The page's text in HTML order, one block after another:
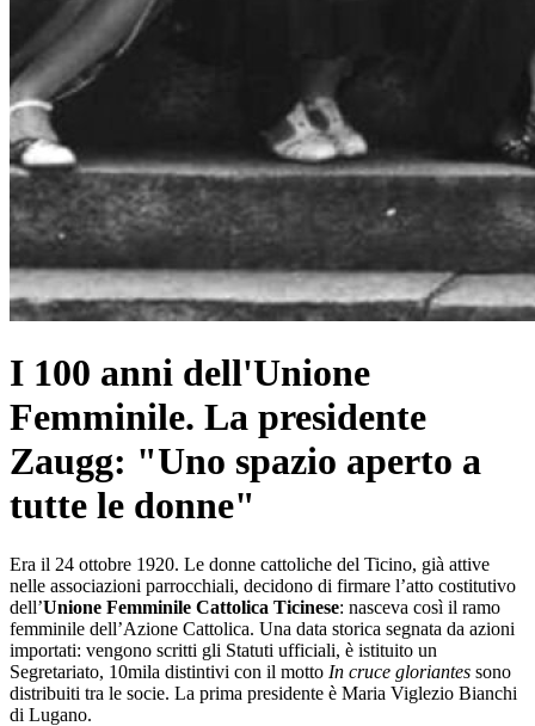
I 100 anni dell'Unione
Femminile. La presidente
Zaugg: "Uno spazio aperto a
tutte le donne"
Era il 24 ottobre 1920. Le donne cattoliche del Ticino, già attive
nelle associazioni parrocchiali, decidono di firmare l’atto costitutivo
dell’Unione Femminile Cattolica Ticinese: nasceva così il ramo
femminile dell’Azione Cattolica. Una data storica segnata da azioni
importati: vengono scritti gli Statuti ufficiali, è istituito un
Segretariato, 10mila distintivi con il motto In cruce gloriantes sono
distribuiti tra le socie. La prima presidente è Maria Viglezio Bianchi
di Lugano.